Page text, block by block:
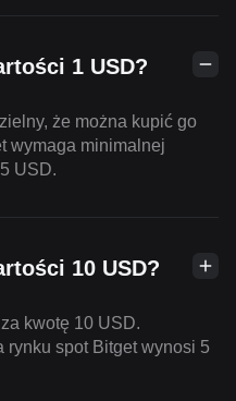
1 USD?
że można kupić go
wymaga minimalnej
USD.
10 USD?
kwotę 10 USD.
rynku spot Bitget wynosi 5